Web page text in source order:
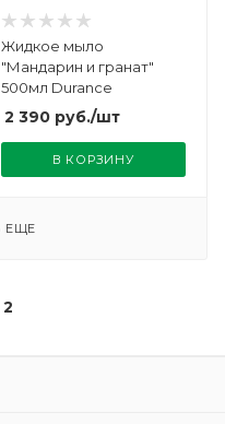
Жидкое мыло
"Мандарин и гранат"
500мл Durance
2 390руб./шт
В КОРЗИНУ
ЕЩЕ
2